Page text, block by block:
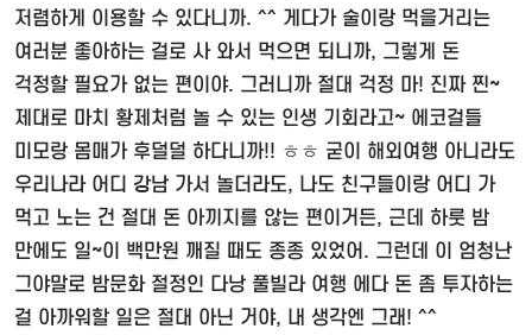
저렴하게 이용할 수 있다니까. ^^ 게다가 술이랑 먹을거리는
여러분 좋아하는 걸로 사 와서 먹으면 되니까, 그렇게 돈
걱정할 필요가 없는 편이야. 그러니까 절대 걱정 마! 진짜 찐~
제대로 마치 황제처럼 놀 수 있는 인생 기회라고~ 에코걸들
미모랑 몸매가 후덜덜 하다니까!! ㅎㅎ 굳이 해외여행 아니라도
우리나라 어디 강남 가서 놀더라도, 나도 친구들이랑 어디 가
먹고 노는 건 절대 돈 아끼지를 않는 편이거든, 근데 하룻 밤
만에도 일~이 백만원 깨질 때도 종종 있었어. 그런데 이 엄청난
그야말로 밤문화 절정인 다낭 풀빌라 여행 에다 돈 좀 투자하는
걸 아까워할 일은 절대 아닌 거야, 내 생각엔 그래! ^^